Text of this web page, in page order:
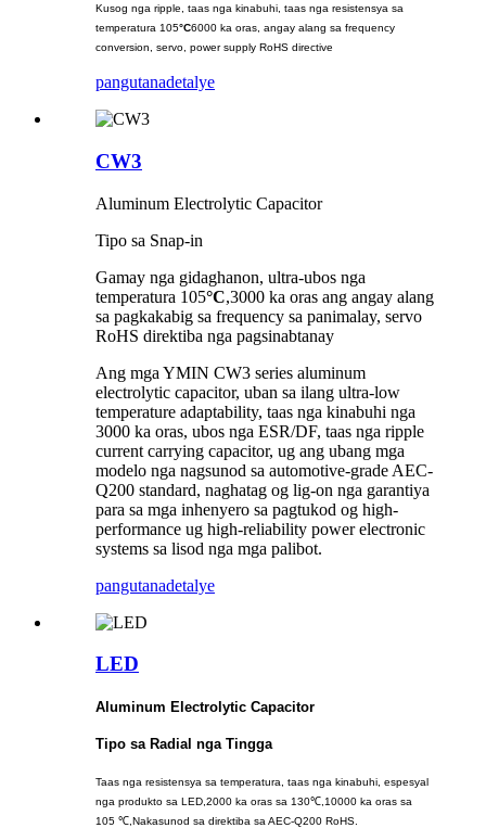
Kusog nga ripple, taas nga kinabuhi, taas nga resistensya sa
temperatura 105°C6000 ka oras, angay alang sa frequency
conversion, servo, power supply RoHS directive
pangutanadetalye
CW3
Aluminum Electrolytic Capacitor
Tipo sa Snap-in
Gamay nga gidaghanon, ultra-ubos nga
temperatura 105°C,3000 ka oras ang angay alang
sa pagkakabig sa frequency sa panimalay, servo
RoHS direktiba nga pagsinabtanay
Ang mga YMIN CW3 series aluminum
electrolytic capacitor, uban sa ilang ultra-low
temperature adaptability, taas nga kinabuhi nga
3000 ka oras, ubos nga ESR/DF, taas nga ripple
current carrying capacitor, ug ang ubang mga
modelo nga nagsunod sa automotive-grade AEC-
Q200 standard, naghatag og lig-on nga garantiya
para sa mga inhenyero sa pagtukod og high-
performance ug high-reliability power electronic
systems sa lisod nga mga palibot.
pangutanadetalye
LED
Aluminum Electrolytic Capacitor
Tipo sa Radial nga Tingga
Taas nga resistensya sa temperatura, taas nga kinabuhi, espesyal
nga produkto sa LED, 2000 ka oras sa 130℃, 10000 ka oras sa
105 ℃, Nakasunod sa direktiba sa AEC-Q200 RoHS.